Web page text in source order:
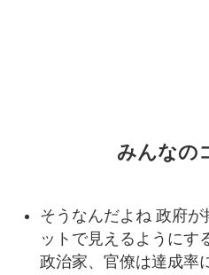
みんなの
そうなんだよね 政府
ットで見えるようにす
政治家、官僚は達成率